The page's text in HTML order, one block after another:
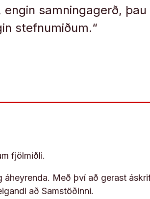
samningagerð, þau
stefnumiðum.“
fjölmiðli.
áheyrenda. Með því að gerast
að Samstöðinni.